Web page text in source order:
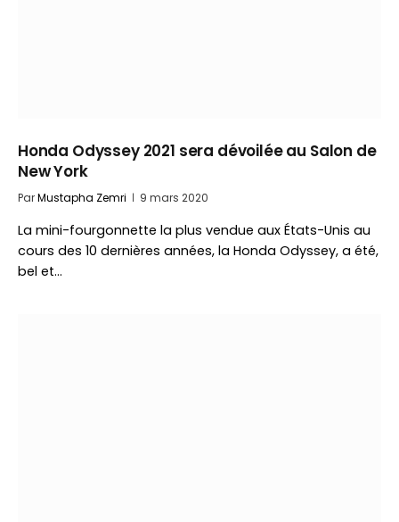
Honda Odyssey 2021 sera dévoilée au Salon de
New York
ParMustapha Zemri 9 mars 2020
La mini-fourgonnette la plus vendue aux États-Unis au
cours des 10 dernières années, la Honda Odyssey, a été,
bel et…